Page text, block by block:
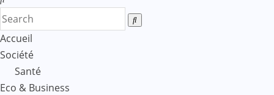
Accueil
Société
Santé
Eco & Business